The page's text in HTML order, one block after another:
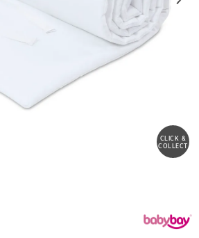
CLICK &
COLLECT